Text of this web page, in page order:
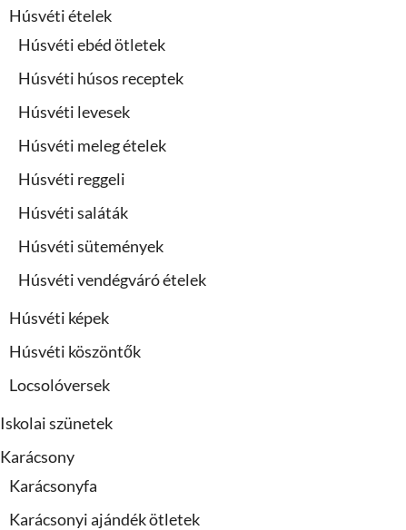
Húsvéti ételek
Húsvéti ebéd ötletek
Húsvéti húsos receptek
Húsvéti levesek
Húsvéti meleg ételek
Húsvéti reggeli
Húsvéti saláták
Húsvéti sütemények
Húsvéti vendégváró ételek
Húsvéti képek
Húsvéti köszöntők
Locsolóversek
Iskolai szünetek
Karácsony
Karácsonyfa
Karácsonyi ajándék ötletek